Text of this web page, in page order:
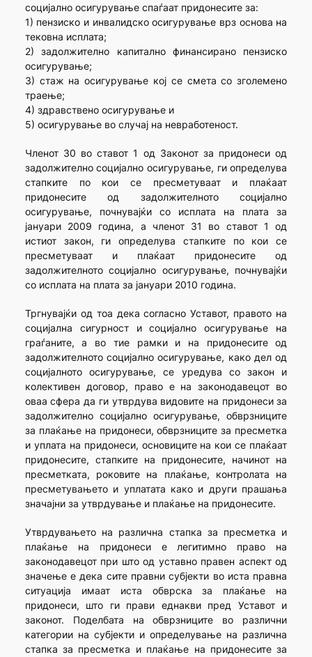
социјално осигурување спаѓаат придонесите за:
1) пензиско и инвалидско осигурување врз основа на
тековна исплата;
2) задолжително капитално финансирано пензиско
осигурување;
3) стаж на осигурување кој се смета со зголемено
траење;
4) здравствено осигурување и
5) осигурување во случај на невработеност.
Членот 30 во ставот 1 од Законот за придонеси од
задолжително социјално осигурување, ги определува
стапките по кои се пресметуваат и плаќаат
придонесите од задолжителното социјално
осигурување, почнувајќи со исплата на плата за
јануари 2009 година, а членот 31 во ставот 1 од
истиот закон, ги определува стапките по кои се
пресметуваат и плаќаат придонесите од
задолжителното социјално осигурување, почнувајќи
со исплата на плата за јануари 2010 година.
Тргнувајќи од тоа дека согласно Уставот, правото на
социјална сигурност и социјално осигурување на
граѓаните, а во тие рамки и на придонесите од
задолжителното социјално осигурување, како дел од
социјалното осигурување, се уредува со закон и
колективен договор, право е на законодавецот во
оваа сфера да ги утврдува видовите на придонеси за
задолжително социјално осигурување, обврзниците
за плаќање на придонеси, обврзниците за пресметка
и уплата на придонеси, основиците на кои се плаќаат
придонесите, стапките на придонесите, начинот на
пресметката, роковите на плаќање, контролата на
пресметувањето и уплатата како и други прашања
значајни за утврдување и плаќање на придонесите.
Утврдувањето на различна стапка за пресметка и
плаќање на придонеси е легитимно право на
законодавецот при што од уставно правен аспект од
значење е дека сите правни субјекти во иста правна
ситуација имаат иста обврска за плаќање на
придонеси, што ги прави еднакви пред Уставот и
законот. Поделбата на обврзниците во различни
категории на субјекти и определување на различна
стапка за пресметка и плаќање на придонесите за